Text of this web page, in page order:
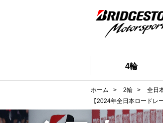
4輪
ホーム > 2輪 > 全日
【2024年全日本ロード